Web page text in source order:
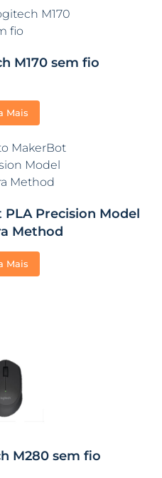
M170 sem fio
Mais
Precision Model
Method
Mais
M280 sem fio